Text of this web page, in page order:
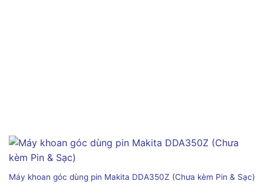
Máy khoan góc dùng pin Makita DDA350Z (Chưa kèm Pin & Sạc)